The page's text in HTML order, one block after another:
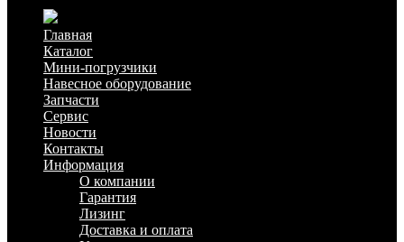
Главная
Каталог
Мини-погрузчики
Навесное оборудование
Запчасти
Сервис
Новости
Контакты
Информация
О компании
Гарантия
Лизинг
Доставка и оплата